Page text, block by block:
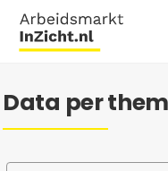
Data per